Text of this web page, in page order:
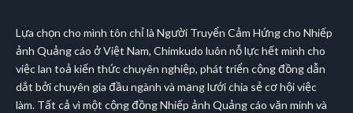
Lựa chọn cho mình tôn chỉ là Người Truyển Cảm Hứng cho Nhiếp
ảnh Quảng cáo ở Việt Nam, Chimkudo luôn nỗ lực hết mình cho
việc lan toả kiến thức chuyên nghiệp, phát triển cộng đồng dẫn
dắt bởi chuyên gia đầu ngành và mạng lưới chia sẻ cơ hội việc
làm. Tất cả vì một cộng đồng Nhiếp ảnh Quảng cáo văn minh và